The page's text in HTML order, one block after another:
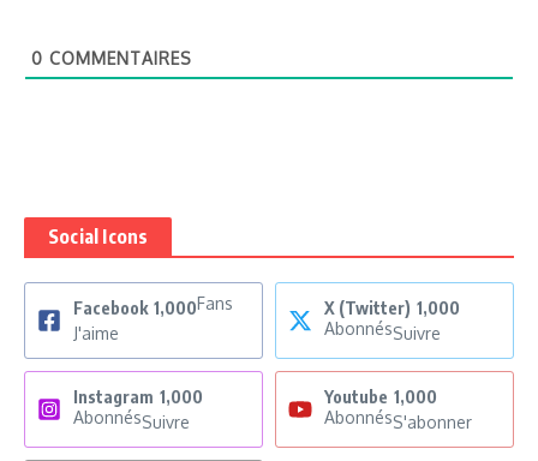
0 COMMENTAIRES
Social Icons
Facebook 1,000Fans
J'aime
X (Twitter) 1,000
AbonnésSuivre
Instagram 1,000
AbonnésSuivre
Youtube 1,000
AbonnésS'abonner